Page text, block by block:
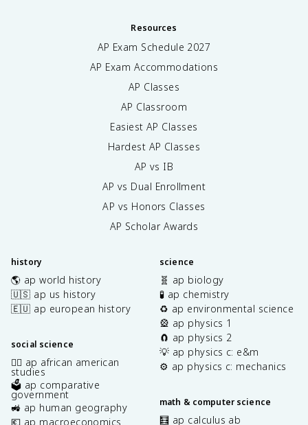
Resources
AP Exam Schedule 2027
AP Exam Accommodations
AP Classes
AP Classroom
Easiest AP Classes
Hardest AP Classes
AP vs IB
AP vs Dual Enrollment
AP vs Honors Classes
AP Scholar Awards
history
🌎 ap world history
🇺🇸 ap us history
🇪🇺 ap european history
social science
✊🏿 ap african american
studies
🗳️ ap comparative
government
🚜 ap human geography
💶 ap macroeconomics
science
🧬 ap biology
🧪 ap chemistry
♻️ ap environmental science
🎡 ap physics 1
🧲 ap physics 2
💡 ap physics c: e&m
⚙️ ap physics c: mechanics
math & computer science
🧮 ap calculus ab